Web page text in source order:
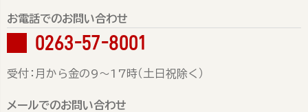
お電話でのお問い合わせ
0263-57-8001
受付：月から金の9～17時（土日祝除く）
メールでのお問い合わせ